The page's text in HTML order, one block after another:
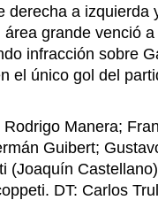
derecha a izquierda
área grande venció
infracción sobre
el único gol del
Rodrigo Manera;
Guibert;
(Joaquín
DT: Carlos